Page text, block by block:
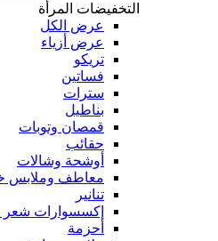
التخفيضات المرأة
عرض الكل
عرض أزياء
تريكو
فساتين
سترات
بناطيل
قمصان وتوبات
حقائب
أوشحة وشالات
معاطف وملابس
تنانير
إكسسوارات
أحزمة